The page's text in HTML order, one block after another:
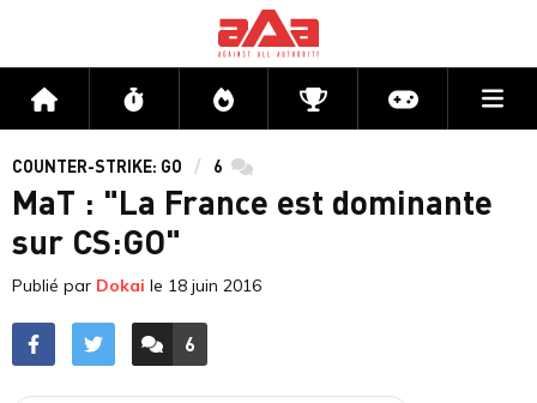
Accueil Flux Directs CompétitionsActu jeux
COUNTER-STRIKE: GO 6 commentaires
MaT : "La France est dominante
sur CS:GO"
Publié par Dokai le 18 juin 2016
ACCÉDER AUX
6
COMMENTAIRES